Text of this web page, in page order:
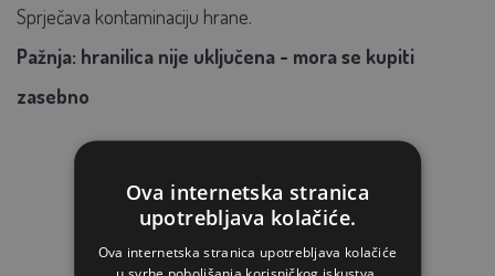
Sprječava kontaminaciju hrane.
Pažnja: hranilica nije uključena - mora se kupiti
zasebno
POVEZANI ARTIKLI
Ova internetska stranica
upotrebljava kolačiće.
Ova internetska stranica upotrebljava kolačiće